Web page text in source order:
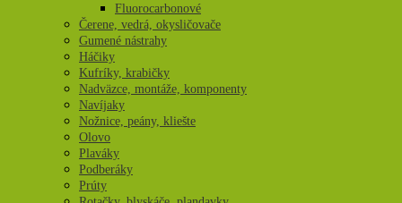
Fluorocarbonové
Čerene, vedrá, okysličovače
Gumené nástrahy
Háčiky
Kufríky, krabičky
Nadväzce, montáže, komponenty
Navíjaky
Nožnice, peány, kliešte
Olovo
Plaváky
Podberáky
Prúty